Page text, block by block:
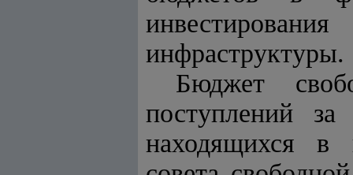
инфраструктуры.
Бюджет
поступлений
находящихся в